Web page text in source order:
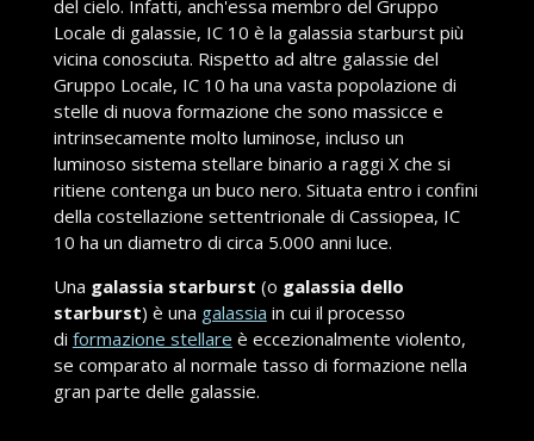
del cielo. Infatti, anch'essa membro del Gruppo
Locale di galassie, IC 10 è la galassia starburst più
vicina conosciuta. Rispetto ad altre galassie del
Gruppo Locale, IC 10 ha una vasta popolazione di
stelle di nuova formazione che sono massicce e
intrinsecamente molto luminose, incluso un
luminoso sistema stellare binario a raggi X che si
ritiene contenga un buco nero. Situata entro i confini
della costellazione settentrionale di Cassiopea, IC
10 ha un diametro di circa 5.000 anni luce.
Una galassia starburst (o galassia dello
starburst) è una galassia in cui il processo
di formazione stellare è eccezionalmente violento,
se comparato al normale tasso di formazione nella
gran parte delle galassie.